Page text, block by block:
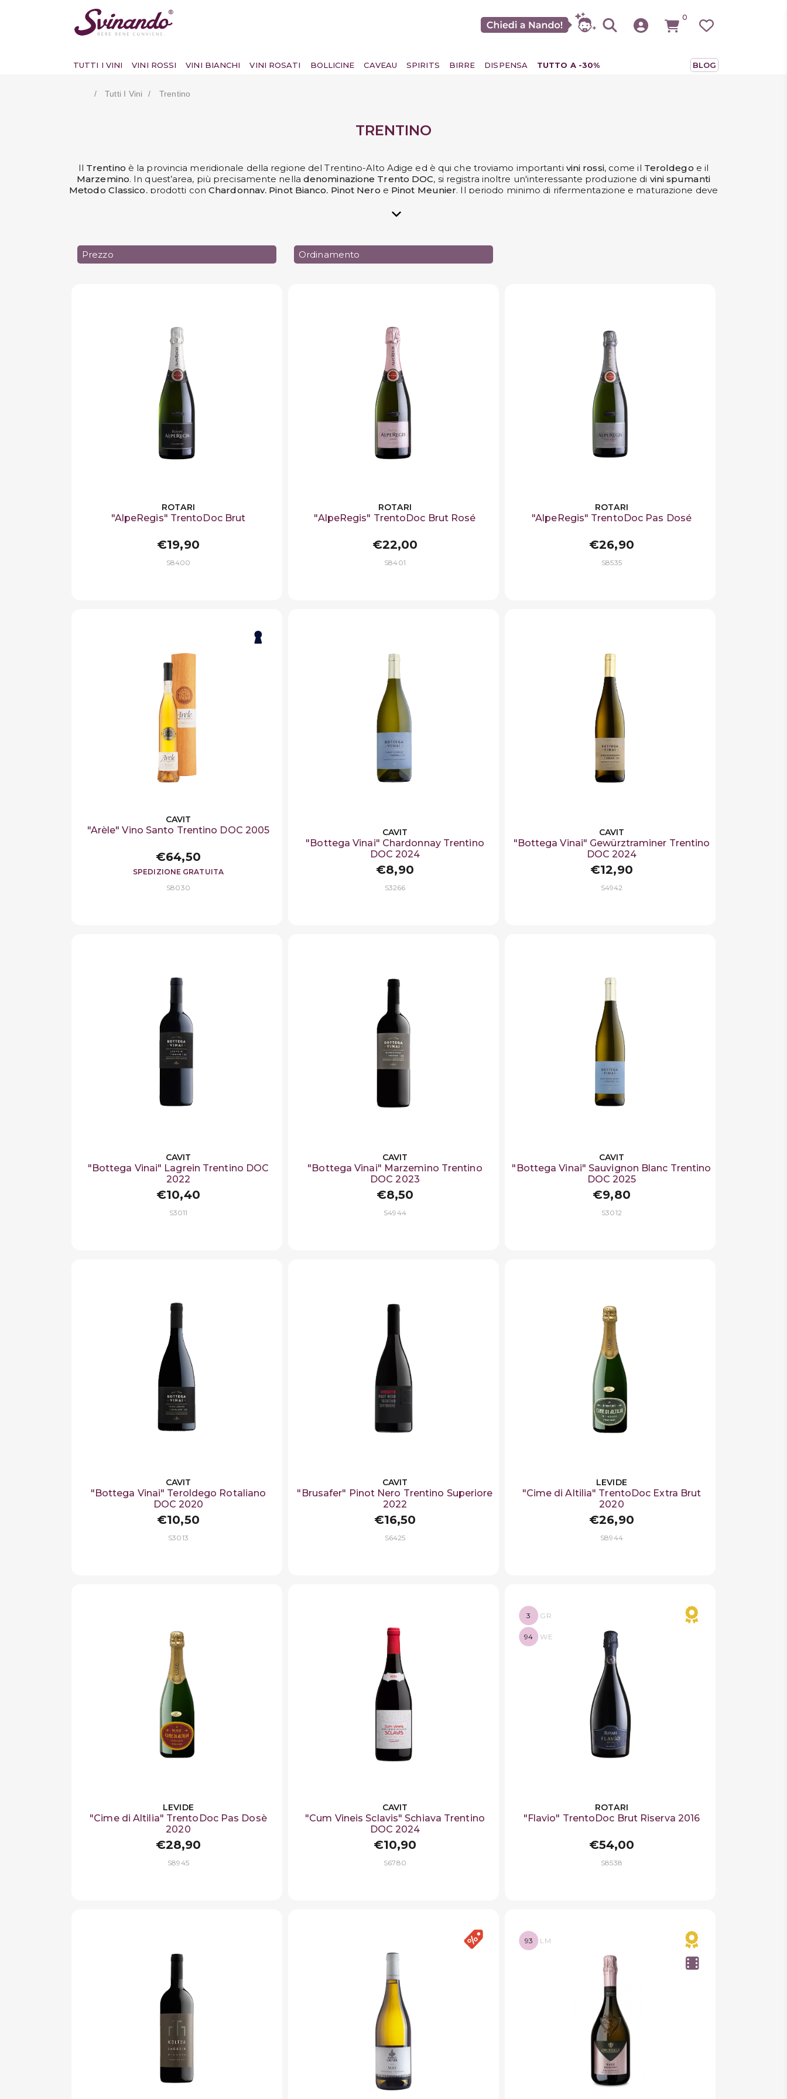
0
TUTTI I VINI VINI ROSSI VINI BIANCHI VINI ROSATI BOLLICINE CAVEAU SPIRITS BIRRE DISPENSA TUTTO A -30% BLOG
Tutti I Vini Trentino
TRENTINO
Il Trentino è la provincia meridionale della regione del Trentino-Alto Adige ed è qui che troviamo importanti vini rossi, come il Teroldego e il
Marzemino. In quest’area, più precisamente nella denominazione Trento DOC, si registra inoltre un'interessante produzione di vini spumanti
Metodo Classico, prodotti conChardonnay, Pinot Bianco, Pinot Nero e Pinot Meunier. Il periodo minimo di rifermentazione e maturazione deve
, categoria prevista unicamente per gli spumanti bianchi, mentre per le alte categorie è
Lasciati travolgere dal gusto deivini del Trentino scelti per te dagli esperti di Svinando
Prezzo
Ordinamento
ROTARI
"AlpeRegis" TrentoDoc Brut
€19,90
S8400
ROTARI
"AlpeRegis" TrentoDoc Brut Rosé
€22,00
S8401
ROTARI
"AlpeRegis" TrentoDoc Pas Dosé
€26,90
S8535
CAVIT
"Arèle" Vino Santo Trentino DOC 2005
€64,50
SPEDIZIONE GRATUITA
S8030
CAVIT
"Bottega Vinai" Chardonnay Trentino
DOC 2024
€8,90
S3266
CAVIT
"Bottega Vinai" Gewürztraminer Trentino
DOC 2024
€12,90
S4942
CAVIT
"Bottega Vinai" Lagrein Trentino DOC
2022
€10,40
S3011
CAVIT
"Bottega Vinai" Marzemino Trentino
DOC 2023
€8,50
S4944
CAVIT
"Bottega Vinai" Sauvignon Blanc Trentino
DOC 2025
€9,80
S3012
CAVIT
"Bottega Vinai" Teroldego Rotaliano
DOC 2020
€10,50
S3013
CAVIT
"Brusafer" Pinot Nero Trentino Superiore
2022
€16,50
S6425
LEVIDE
"Cime di Altilia" TrentoDoc Extra Brut
2020
€26,90
S8944
LEVIDE
"Cime di Altilia" TrentoDoc Pas Dosè
2020
€28,90
S8945
CAVIT
"Cum Vineis Sclavis" Schiava Trentino
DOC 2024
€10,90
S6780
3 GR
94 WE
ROTARI
"Flavio" TrentoDoc Brut Riserva 2016
€54,00
S8538
93 LM